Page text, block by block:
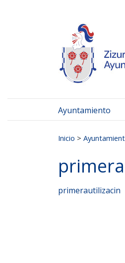
Ayuntamiento
Inicio >
primerautilizacin